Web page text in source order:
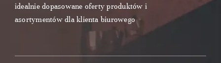
idealnie dopasowane oferty produktów i
asortymentów dla klienta biurowego